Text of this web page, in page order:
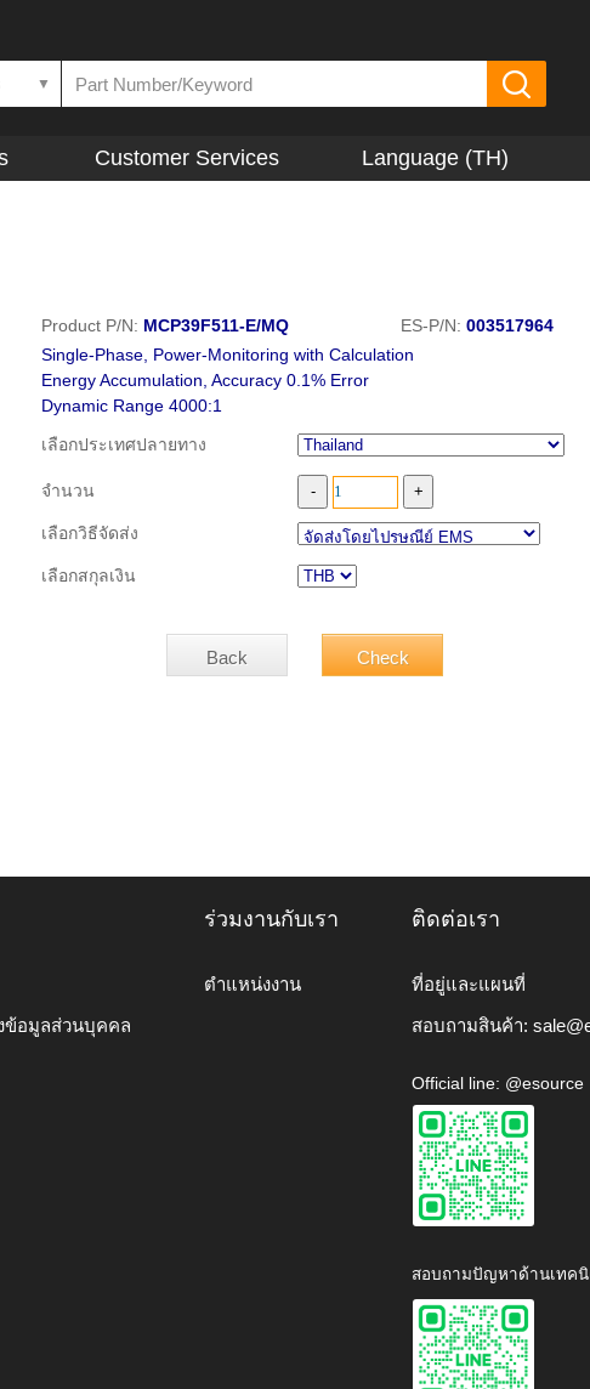
▼
Customer Services Language (TH)
Product P/N: MCP39F511-E/MQ ES-P/N: 003517964
Single-Phase, Power-Monitoring with Calculation
Energy Accumulation, Accuracy 0.1% Error
Dynamic Range 4000:1
เลือกประเทศปลายทาง
จำนวน
เลือกวิธีจัดส่ง
เลือกสกุลเงิน
ข้อมูลส่วนบุคคล
ร่วมงานกับเรา
ตำแหน่งงาน
ติดต่อเรา
ที่อยู่และแผนที่
สอบถามสินค้า:
Official line: @esource
สอบถามปัญหาด้านเทคนิ